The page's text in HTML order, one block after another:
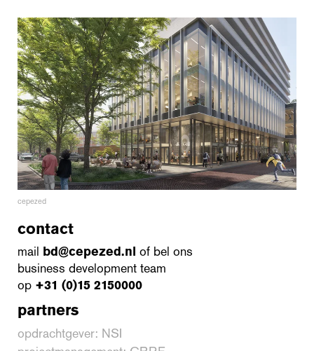
cepezed
contact
mail bd@cepezed.nl of bel ons
business development team
op +31 (0)15 2150000
partners
opdrachtgever: NSI